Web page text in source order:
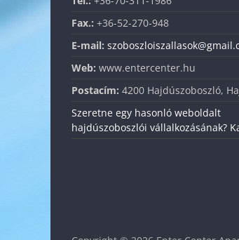
Fax.: +36-52-270-948
E-mail:
Web: www.entercenter.hu
Postacím: 4200 Hajdúszoboszló,
Szeretne egy hasonló weboldalt
hajdúszoboszlói vállalkozásának?